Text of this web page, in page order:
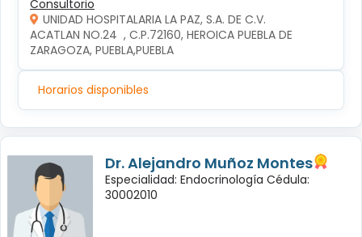
Consultorio
UNIDAD HOSPITALARIA LA PAZ, S.A. DE C.V.
ACATLAN NO.24  , C.P.72160, HEROICA PUEBLA DE
ZARAGOZA, PUEBLA,PUEBLA
Horarios disponibles
Dr. Alejandro Muñoz Montes
Especialidad: Endocrinología Cédula:
30002010